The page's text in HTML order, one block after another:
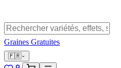
Graines Gratuites
🇫🇷